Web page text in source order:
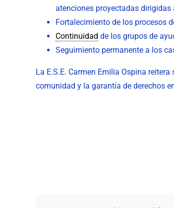
atenciones proyectadas dirigidas
Fortalecimiento de los procesos
Continuidad de los grupos de
Seguimiento permanente a los
La E.S.E. Carmen Emilia Ospina
comunidad y la garantía de derechos